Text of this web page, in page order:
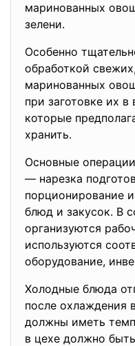
маринованных
зелени.
Особенно
обработкой
маринованных
при заготовке их
которые
хранить.
Основные
— нарезка
порционирование
блюд и закусок. В
организуются
используются
оборудование,
Холодные блюда
после охлаждения
должны иметь
в цехе должно